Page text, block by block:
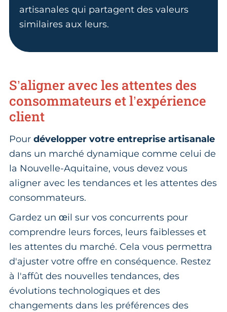
artisanales qui partagent des valeurs
similaires aux leurs.
S’aligner avec les attentes des
consommateurs et l’expérience
client
Pour développer votre entreprise artisanale
dans un marché dynamique comme celui de
la Nouvelle-Aquitaine, vous devez vous
aligner avec les tendances et les attentes des
consommateurs.
Gardez un œil sur vos concurrents pour
comprendre leurs forces, leurs faiblesses et
les attentes du marché. Cela vous permettra
d'ajuster votre offre en conséquence. Restez
à l'affût des nouvelles tendances, des
évolutions technologiques et des
changements dans les préférences des